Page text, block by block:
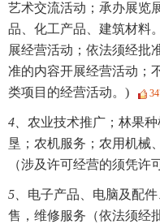
艺术交流活动；承办展览
品、化工产品、建筑材料
展经营活动；依法须经批
准的内容开展经营活动；
类项目的经营活动。)
4、 农业技术推广；林果
垦；农机服务；农用机械
（涉及许可经营的须凭许
5、 电子产品、电脑及配
售，维修服务（依法须经